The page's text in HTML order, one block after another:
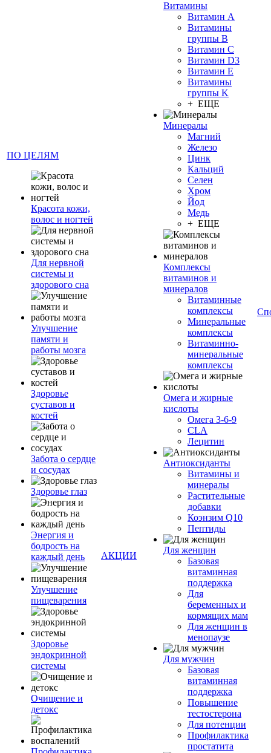
ПО ЦЕЛЯМ
Красота кожи,
волос и ногтей
Для нервной
системы и
здорового сна
Улучшение
памяти и
работы мозга
Здоровье
суставов и
костей
Забота о сердце
и сосудах
Здоровье глаз
Энергия и
бодрость на
каждый день
Улучшение
пищеварения
Здоровье
эндокринной
системы
Очищение и
детокс
АКЦИИ
Витамины
Витамин А
Витамины
группы B
Витамин C
Витамин D3
Витамин E
Витамины
группы K
+ ЕЩЕ
Минералы
Магний
Железо
Цинк
Кальций
Селен
Хром
Йод
Медь
+ ЕЩЕ
Комплексы
витаминов и
минералов
Витаминные
комплексы
Минеральные
комплексы
Витаминно-
минеральные
комплексы
Омега и жирные
кислоты
Омега 3-6-9
CLA
Лецитин
Антиоксиданты
Витамины и
минералы
Растительные
добавки
Коэнзим Q10
Пептиды
Для женщин
Базовая
витаминная
поддержка
Для
беременных и
кормящих мам
Для женщин в
менопаузе
Для мужчин
Базовая
витаминная
поддержка
Повышение
тестостерона
Для потенции
Профилактика
простатита